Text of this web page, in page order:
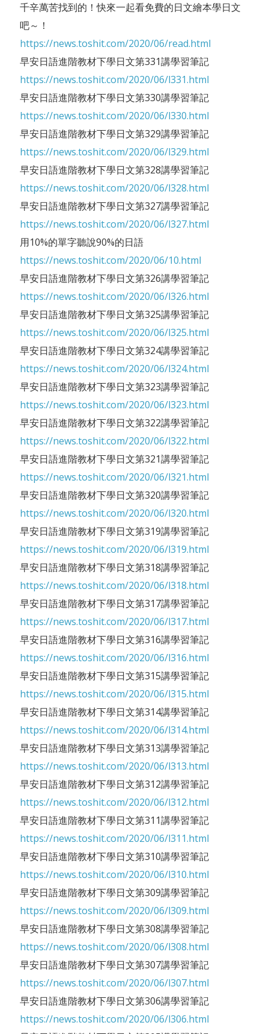
千辛萬苦找到的！快來一起看免費的日文繪本學日文
吧～！
https://news.toshit.com/2020/06/read.html
早安日語進階教材下學日文第331講學習筆記
https://news.toshit.com/2020/06/l331.html
早安日語進階教材下學日文第330講學習筆記
https://news.toshit.com/2020/06/l330.html
早安日語進階教材下學日文第329講學習筆記
https://news.toshit.com/2020/06/l329.html
早安日語進階教材下學日文第328講學習筆記
https://news.toshit.com/2020/06/l328.html
早安日語進階教材下學日文第327講學習筆記
https://news.toshit.com/2020/06/l327.html
用10%的單字聽說90%的日語
https://news.toshit.com/2020/06/10.html
早安日語進階教材下學日文第326講學習筆記
https://news.toshit.com/2020/06/l326.html
早安日語進階教材下學日文第325講學習筆記
https://news.toshit.com/2020/06/l325.html
早安日語進階教材下學日文第324講學習筆記
https://news.toshit.com/2020/06/l324.html
早安日語進階教材下學日文第323講學習筆記
https://news.toshit.com/2020/06/l323.html
早安日語進階教材下學日文第322講學習筆記
https://news.toshit.com/2020/06/l322.html
早安日語進階教材下學日文第321講學習筆記
https://news.toshit.com/2020/06/l321.html
早安日語進階教材下學日文第320講學習筆記
https://news.toshit.com/2020/06/l320.html
早安日語進階教材下學日文第319講學習筆記
https://news.toshit.com/2020/06/l319.html
早安日語進階教材下學日文第318講學習筆記
https://news.toshit.com/2020/06/l318.html
早安日語進階教材下學日文第317講學習筆記
https://news.toshit.com/2020/06/l317.html
早安日語進階教材下學日文第316講學習筆記
https://news.toshit.com/2020/06/l316.html
早安日語進階教材下學日文第315講學習筆記
https://news.toshit.com/2020/06/l315.html
早安日語進階教材下學日文第314講學習筆記
https://news.toshit.com/2020/06/l314.html
早安日語進階教材下學日文第313講學習筆記
https://news.toshit.com/2020/06/l313.html
早安日語進階教材下學日文第312講學習筆記
https://news.toshit.com/2020/06/l312.html
早安日語進階教材下學日文第311講學習筆記
https://news.toshit.com/2020/06/l311.html
早安日語進階教材下學日文第310講學習筆記
https://news.toshit.com/2020/06/l310.html
早安日語進階教材下學日文第309講學習筆記
https://news.toshit.com/2020/06/l309.html
早安日語進階教材下學日文第308講學習筆記
https://news.toshit.com/2020/06/l308.html
早安日語進階教材下學日文第307講學習筆記
https://news.toshit.com/2020/06/l307.html
早安日語進階教材下學日文第306講學習筆記
https://news.toshit.com/2020/06/l306.html